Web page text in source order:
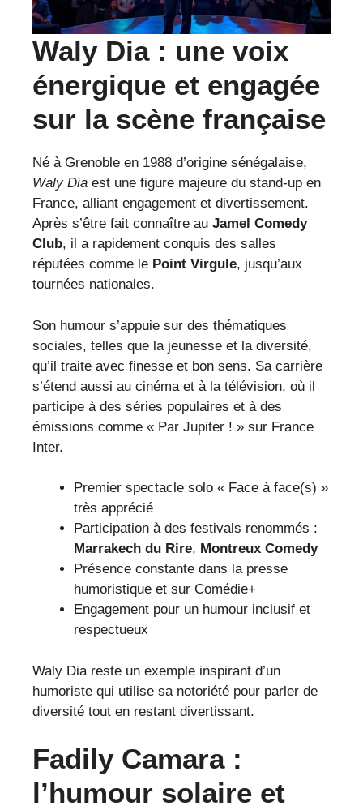
Waly Dia : une voix
énergique et engagée
sur la scène française
Né à Grenoble en 1988 d’origine sénégalaise,
Waly Dia est une figure majeure du stand-up en
France, alliant engagement et divertissement.
Après s’être fait connaître au Jamel Comedy
Club, il a rapidement conquis des salles
réputées comme le Point Virgule, jusqu’aux
tournées nationales.
Son humour s’appuie sur des thématiques
sociales, telles que la jeunesse et la diversité,
qu’il traite avec finesse et bon sens. Sa carrière
s’étend aussi au cinéma et à la télévision, où il
participe à des séries populaires et à des
émissions comme « Par Jupiter ! » sur France
Inter.
Premier spectacle solo « Face à face(s) »
très apprécié
Participation à des festivals renommés :
Marrakech du Rire, Montreux Comedy
Présence constante dans la presse
humoristique et sur Comédie+
Engagement pour un humour inclusif et
respectueux
Waly Dia reste un exemple inspirant d’un
humoriste qui utilise sa notoriété pour parler de
diversité tout en restant divertissant.
Fadily Camara :
l’humour solaire et